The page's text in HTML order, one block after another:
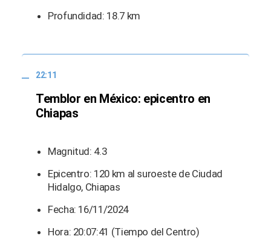
Profundidad: 18.7 km
22:11
Temblor en México: epicentro en
Chiapas
Magnitud: 4.3
Epicentro: 120 km al suroeste de Ciudad
Hidalgo, Chiapas
Fecha: 16/11/2024
Hora: 20:07:41 (Tiempo del Centro)